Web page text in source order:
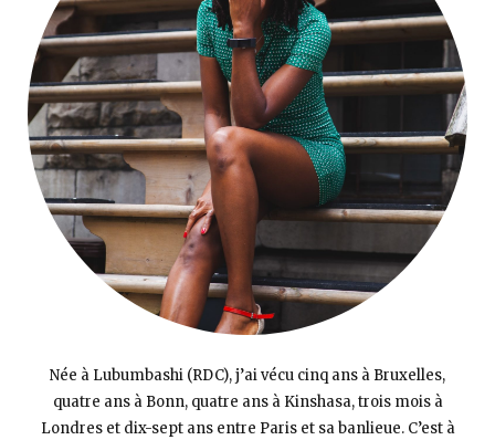
Née à Lubumbashi (RDC), j’ai vécu cinq ans à Bruxelles,
quatre ans à Bonn, quatre ans à Kinshasa, trois mois à
Londres et dix-sept ans entre Paris et sa banlieue. C’est à